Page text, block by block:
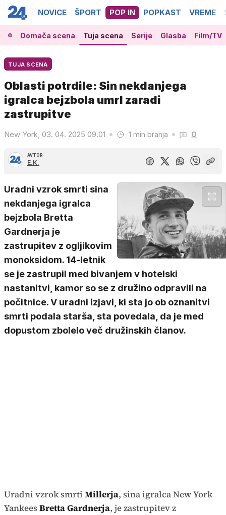
NOVICE ŠPORT POP IN POPKAST VREME
Domača scena Tuja scena Serije Glasba Film/TV
TUJA SCENA
Oblasti potrdile: Sin nekdanjega
igralca bejzbola umrl zaradi
zastrupitve
New York, 03. 04. 2025 09.01 1 min branja 0
AVTOR:
E.K.
Uradni vzrok smrti sina
nekdanjega igralca
bejzbola Bretta
Gardnerja je
zastrupitev z ogljikovim
monoksidom. 14-letnik
se je zastrupil med bivanjem v hotelski
nastanitvi, kamor so se z družino odpravili na
počitnice. V uradni izjavi, ki sta jo ob oznanitvi
smrti podala starša, sta povedala, da je med
dopustom zbolelo več družinskih članov.
Uradni vzrok smrti Millerja, sina igralca New York
YankeesBretta Gardnerja, je zastrupitev z